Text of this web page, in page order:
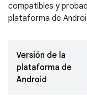
compatibles y
plataforma de
Versión de la
plataforma de
Android